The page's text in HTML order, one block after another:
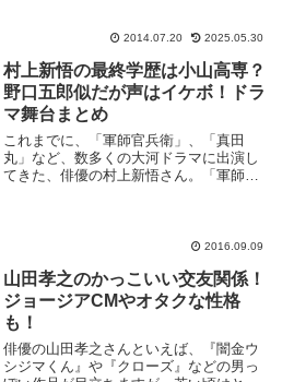
2014.07.20 2025.05.30
村上新悟の最終学歴は小山高専？
野口五郎似だが声はイケボ！ドラ
マ舞台まとめ
これまでに、「軍師官兵衛」、「真田
丸」など、数多くの大河ドラマに出演し
てきた、俳優の村上新悟さん。「軍師官
まで出演してきたドラマ、舞...2016.09.09
山田孝之のかっこいい交友関係！
ジョージアCMやオタクな性格
も！
俳優の山田孝之さんといえば、『闇金ウ
シジマくん』や『クローズ』などの男っ